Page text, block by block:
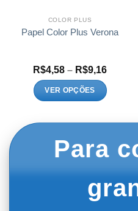
COLOR PLUS
Papel Color Plus Verona
R$4,58 – R$9,16Faixa
preço:
R$4,58
VER OPÇÕES
várias
variantes.
opções
podem
Para